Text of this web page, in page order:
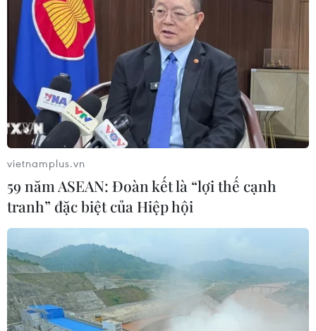
01/08/2026 09:14
Gia Lai xác thực 99,8% dữ liệu bảo
hiểm
01/08/2026 07:05
Bộ Y tế : Trên 22% người trưởng
thành thiếu vận động thể lực
31/07/2026 04:10
TP Hồ Chí Minh đồng hành để trẻ
mắc bệnh hiểm nghèo không lỡ cơ
hội học tập và điều trị
30/07/2026 13:53
vietnamplus.vn
59 năm ASEAN: Đoàn kết là “lợi thế cạnh
tranh” đặc biệt của Hiệp hội